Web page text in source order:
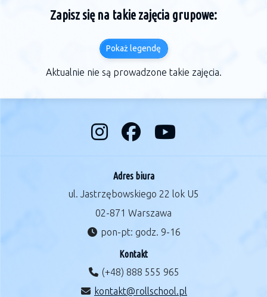
Zapisz się na takie zajęcia grupowe:
Pokaż legendę
Aktualnie nie są prowadzone takie zajęcia.
Adres biura
ul. Jastrzębowskiego 22 lok U5
02-871 Warszawa
pon-pt: godz. 9-16
Kontakt
(+48) 888 555 965
kontakt@rollschool.pl